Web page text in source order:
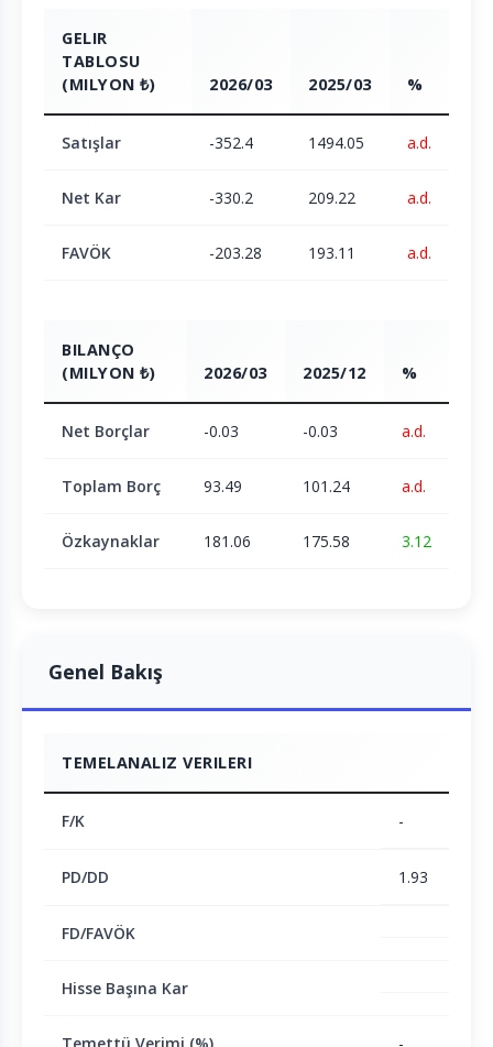
GELIR
TABLOSU
(MILYON ₺)
2026/03 2025/03 %
Satışlar -352.4 1494.05 a.d.
Net Kar -330.2 209.22 a.d.
FAVÖK -203.28 193.11 a.d.
BILANÇO
(MILYON ₺)
2026/03 2025/12 %
Net Borçlar -0.03 -0.03 a.d.
Toplam Borç 93.49 101.24 a.d.
Özkaynaklar 181.06 175.58 3.12
Genel Bakış
TEMELANALIZ VERILERI
F/K -
PD/DD 1.93
FD/FAVÖK
Hisse Başına Kar